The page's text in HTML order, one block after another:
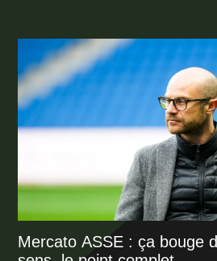
Mercato ASSE : ça bouge